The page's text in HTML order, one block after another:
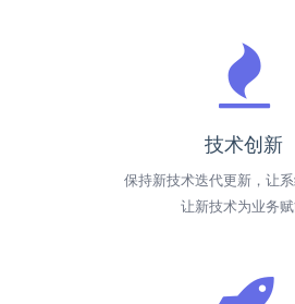
技术创新
保持新技术迭代更新，让
让新技术为业务